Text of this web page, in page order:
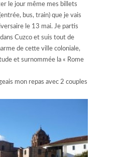
le jour même mes billets
bus, train) que je vais
le 13 mai. Je partis
Cuzco et suis tout de
de cette ville coloniale,
et surnommée la « Rome
mon repas avec 2 couples